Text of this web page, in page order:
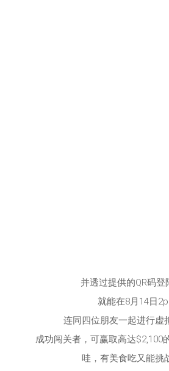
并透过提供的QR码登
就能在8月14日
连同四位朋友一起进行虚
成功闯关者，可赢取高达$2,100
哇，有美食吃又能挑